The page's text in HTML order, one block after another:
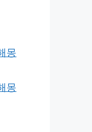
몽
몽